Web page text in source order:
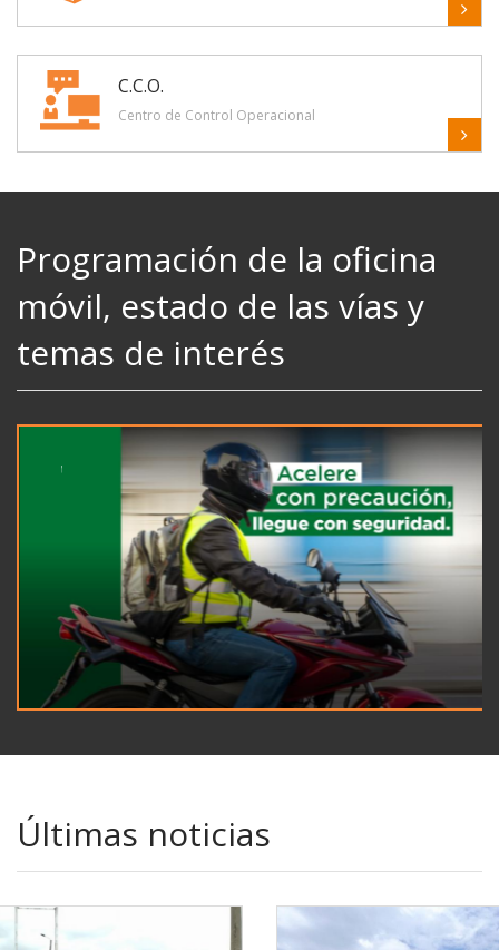
C.C.O.
Centro de Control Operacional
Programación de la oficina
móvil, estado de las vías y
temas de interés
Últimas noticias